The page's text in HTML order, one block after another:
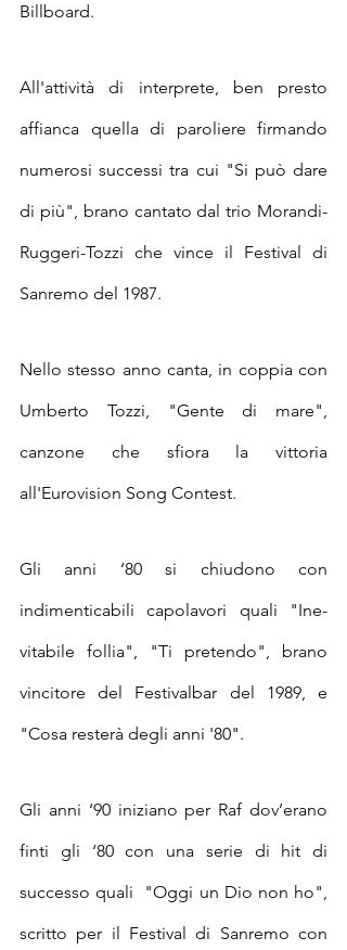
Billboard.
All'attività di interprete, ben presto
affianca quella di paroliere firmando
numerosi successi tra cui "Si può dare
di più", brano cantato dal trio Morandi-
Ruggeri-Tozzi che vince il Festival di
Sanremo del 1987.
Nello stesso anno canta, in coppia con
Umberto Tozzi, "Gente di mare",
canzone che sfiora la vittoria
all'Eurovision Song Contest.
Gli anni ‘80 si chiudono con
indimenticabili capolavori quali "Ine-
vitabile follia", "Ti pretendo", brano
vincitore del Festivalbar del 1989, e
"Cosa resterà degli anni '80".
Gli anni ‘90 iniziano per Raf dov’erano
finti gli ‘80 con una serie di hit di
successo quali  "Oggi un Dio non ho",
scritto per il Festival di Sanremo con